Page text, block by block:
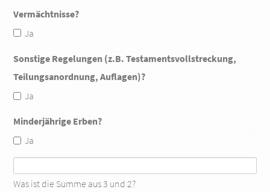
Vermächtnisse?
Ja
Sonstige Regelungen (z.B. Testamentsvollstreckung,
Teilungsanordnung, Auflagen)?
Ja
Minderjährige Erben?
Ja
Was ist die Summe aus 3 und 2?